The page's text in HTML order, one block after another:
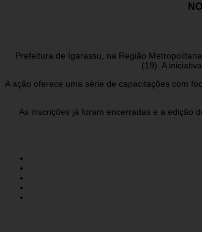
Prefeitura de Igarassu, na Região
(19). A
A ação oferece uma série de capacitações com
As inscrições já foram encerradas e a edição